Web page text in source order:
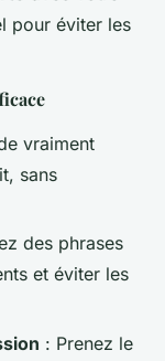
pour éviter les
vraiment
sans
des phrases
et éviter les
: Prenez le